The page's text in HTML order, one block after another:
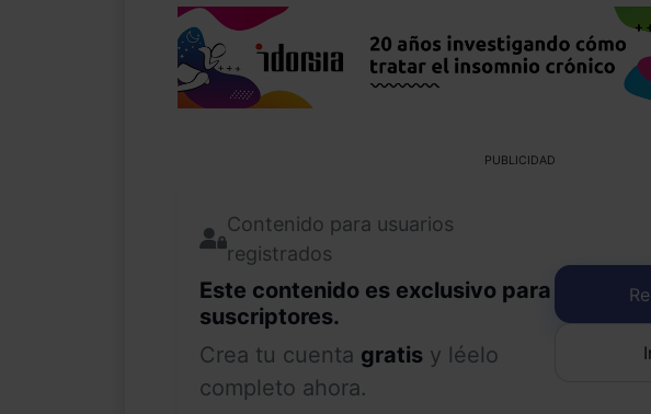
PUBLICIDAD
Contenido para usuarios
registrados
Este contenido es exclusivo para
suscriptores.
Crea tu cuenta gratis y léelo
completo ahora.